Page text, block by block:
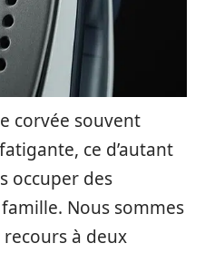
corvée souvent
ce d’autant
occuper des
Nous sommes
à deux